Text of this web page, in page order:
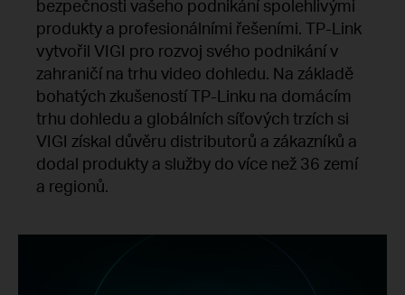
bezpečnosti vašeho podnikání spolehlivými
produkty a profesionálními řešeními. TP-Link
vytvořil VIGI pro rozvoj svého podnikání v
zahraničí na trhu video dohledu. Na základě
bohatých zkušeností TP-Linku na domácím
trhu dohledu a globálních síťových trzích si
VIGI získal důvěru distributorů a zákazníků a
dodal produkty a služby do více než 36 zemí
a regionů.